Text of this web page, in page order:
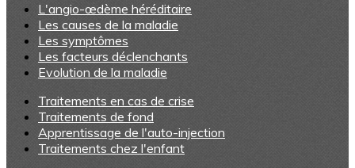
L'angio-œdème héréditaire
Les causes de la maladie
Les symptômes
Les facteurs déclenchants
Evolution de la maladie
Traitements en cas de crise
Traitements de fond
Apprentissage de l'auto-injection
Traitements chez l'enfant